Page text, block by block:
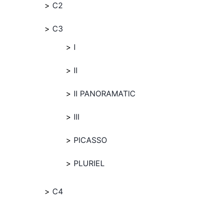
C2
C3
I
II
II PANORAMATIC
III
PICASSO
PLURIEL
C4